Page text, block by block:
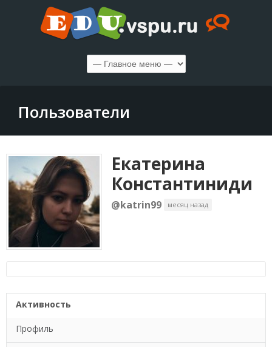
Пользователи
Екатерина
Константиниди
@katrin99 месяц назад
Активность
Профиль